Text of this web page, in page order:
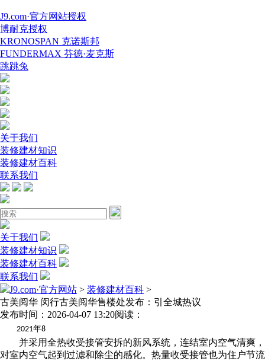
J9.com·官方网站授权
博耐克授权
KRONOSPAN 克诺斯邦
FUNDERMAX 芬德·麦克斯
跳跳兔
关于我们
装修建材知识
装修建材百科
联系我们
关于我们
装修建材知识
装修建材百科
联系我们
J9.com·官方网站 > 装修建材百科 >
古美阅华 闵行古美阅华售楼处发布：引全城热议
发布时间：2026-04-07 13:20阅读：
2021年8
并采用全热收受接管安拆的新风系统，连结室内空气清爽，
对室内空气起到过滤和除尘的感化。热量收受接管也为住户节流